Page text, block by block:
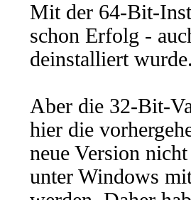
Mit der 64-Bit-
schon Erfolg -
deinstalliert
Aber die 32-Bit-
hier die
neue Version
unter Windows